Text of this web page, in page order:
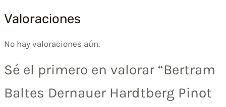
Valoraciones
No hay valoraciones aún.
Sé el primero en valorar “Bertram
Baltes Dernauer Hardtberg Pinot